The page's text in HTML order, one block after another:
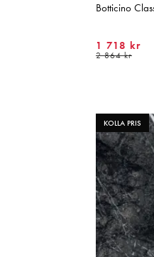
Botticino
1 718 kr
2 864 kr
KOLLA PRIS